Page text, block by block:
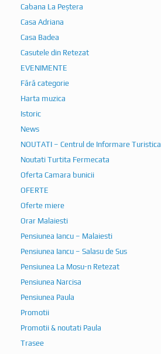
Cabana La Peștera
Casa Adriana
Casa Badea
Casutele din Retezat
EVENIMENTE
Fără categorie
Harta muzica
Istoric
News
NOUTATI – Centrul de Informare Turistica
Noutati Turtita Fermecata
Oferta Camara bunicii
OFERTE
Oferte miere
Orar Malaiesti
Pensiunea Iancu – Malaiesti
Pensiunea Iancu – Salasu de Sus
Pensiunea La Mosu-n Retezat
Pensiunea Narcisa
Pensiunea Paula
Promotii
Promotii & noutati Paula
Trasee